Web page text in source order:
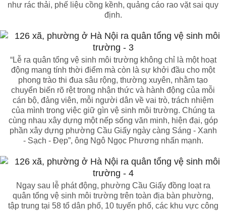
như rác thải, phế liệu cồng kềnh, quảng cáo rao vặt sai quy
định.
“Lễ ra quân tổng vệ sinh môi trường không chỉ là một hoạt
động mang tính thời điểm mà còn là sự khởi đầu cho một
phong trào thi đua sâu rộng, thường xuyên, nhằm tạo
chuyển biến rõ rệt trong nhận thức và hành động của mỗi
cán bộ, đảng viên, mỗi người dân về vai trò, trách nhiệm
của mình trong việc giữ gìn vệ sinh môi trường. Chúng ta
cùng nhau xây dựng một nếp sống văn minh, hiện đại, góp
phần xây dựng phường Cầu Giấy ngày càng Sáng - Xanh
- Sạch - Đẹp”, ông Ngô Ngọc Phương nhấn mạnh.
Ngay sau lễ phát động, phường Cầu Giấy đồng loạt ra
quân tổng vệ sinh môi trường trên toàn địa bàn phường,
tập trung tại 58 tổ dân phố, 10 tuyến phố, các khu vực công